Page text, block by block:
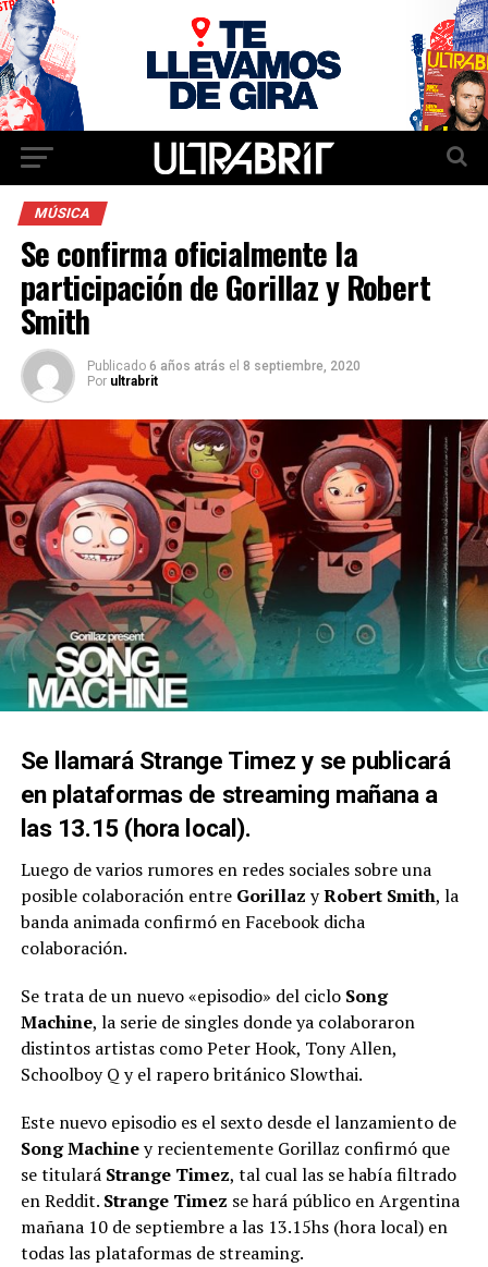
MÚSICA
Se confirma oficialmente la
participación de Gorillaz y Robert
Smith
Publicado 6 años atrás el 8 septiembre, 2020
Por ultrabrit
Se llamará Strange Timezy se publicará
en plataformas de streaming mañana a
las 13.15 (hora local).
Luego de varios rumores en redes sociales sobre una
posible colaboración entre Gorillaz yRobert Smith, la
banda animada confirmó en Facebook dicha
colaboración.
Se trata de un nuevo «episodio» del ciclo Song
Machine, la serie de singles donde ya colaboraron
distintos artistas como Peter Hook, Tony Allen,
Schoolboy Q y el rapero británico Slowthai.
Este nuevo episodio es el sexto desde el lanzamiento de
Song Machiney recientemente Gorillaz confirmó que
se titulará Strange Timez, tal cual las se había filtrado
en Reddit. Strange Timez se hará público en Argentina
mañana 10 de septiembre a las 13.15hs (hora local) en
todas las plataformas de streaming.